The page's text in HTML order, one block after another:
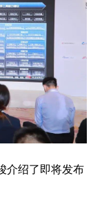
介绍了即将发布